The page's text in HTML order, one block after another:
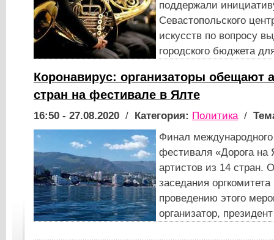
поддержали
Севастопольского
искусств по вопросу
городского бюджета
Коронавирус: организаторы обещают
стран на фестивале в Ялте
16:50 - 27.08.2020 / Категория: Политика/
Финал
фестиваля «Дорога на
артистов из 14 стран.
заседания оргкомитета
проведению этого
организатор, президент